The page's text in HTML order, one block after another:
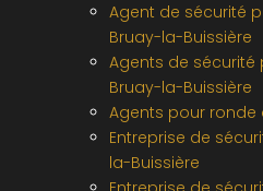
Agent de sécurité
Bruay-la-Buissière
Agents de
Bruay-la-Buissière
Agents pour ronde
Entreprise de
la-Buissière